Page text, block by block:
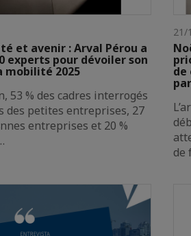
et avenir : Arval Pérou a
experts pour dévoiler son
mobilité 2025
53 % des cadres interrogés
des petites entreprises, 27
entreprises et 20 %
21/
de
de